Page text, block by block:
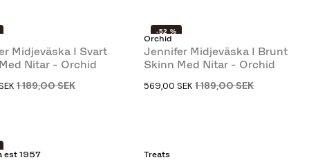
Midjeväska I Svart
Nitar - Orchid
1 189,00 SEK
Orchid
Jennifer Midjeväska I Brunt
Skinn Med Nitar - Orchid
569,00 SEK 1 189,00 SEK
-52 %
est 1957 Treats